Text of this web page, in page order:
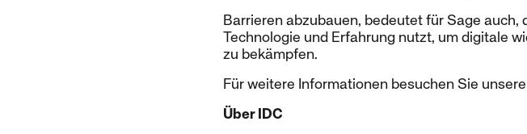
Barrieren abzubauen, bedeutet für Sage
Technologie und Erfahrung nutzt, um digitale
zu bekämpfen.
Für weitere Informationen besuchen Sie
Über IDC